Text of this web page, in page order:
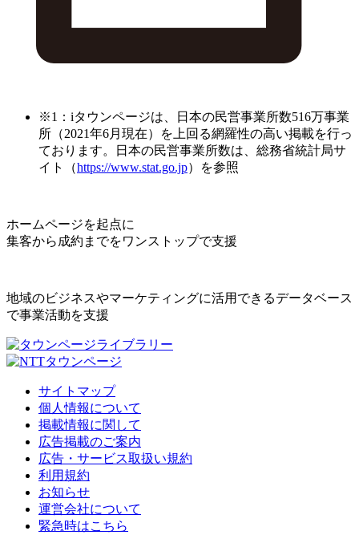
※1：iタウンページは、日本の民営事業所数516万事業
所（2021年6月現在）を上回る網羅性の高い掲載を行っ
ております。日本の民営事業所数は、総務省統計局サ
イト（https://www.stat.go.jp）を参照
ホームページを起点に
集客から成約までをワンストップで支援
地域のビジネスやマーケティングに活用できるデータベース
で事業活動を支援
サイトマップ
個人情報について
掲載情報に関して
広告掲載のご案内
広告・サービス取扱い規約
利用規約
お知らせ
運営会社について
緊急時はこちら